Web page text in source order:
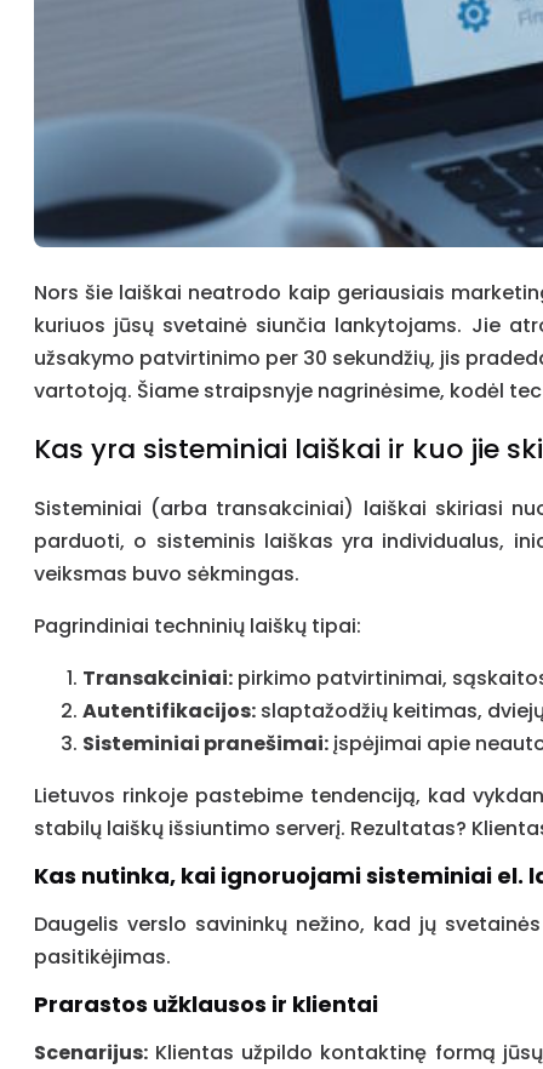
Nors šie laiškai neatrodo kaip geriausiais
kuriuos jūsų svetainė siunčia lankytojams. Jie
užsakymo patvirtinimo per 30 sekundžių, jis
vartotoją. Šiame straipsnyje nagrinėsime, kodėl
Kas yra sisteminiai laiškai ir kuo jie
Sisteminiai (arba transakciniai) laiškai skiriasi
parduoti, o sisteminis laiškas yra individualus,
veiksmas buvo sėkmingas.
Pagrindiniai techninių laiškų tipai:
Transakciniai: pirkimo patvirtinimai,
Autentifikacijos: slaptažodžių keitimas,
Sisteminiai pranešimai:įspėjimai apie
Lietuvos rinkoje pastebime tendenciją, kad
stabilų laiškų išsiuntimo serverį. Rezultatas?
Kas nutinka, kai ignoruojami sisteminiai el.
Daugelis verslo savininkų nežino, kad jų
pasitikėjimas.
Prarastos užklausos ir klientai
Scenarijus: Klientas užpildo kontaktinę formą